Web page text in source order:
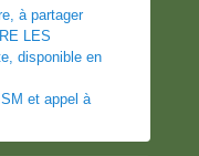
à partager
LES
disponible en
et appel à